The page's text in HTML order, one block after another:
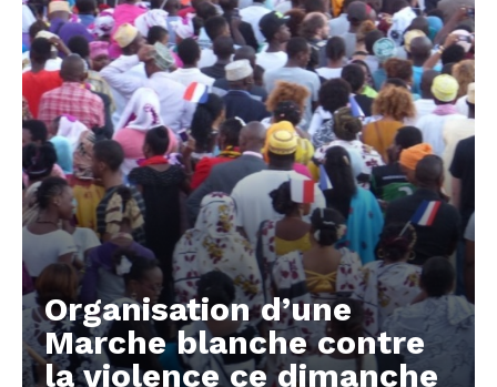
Organisation d’une
Marche blanche contre
la violence ce dimanche